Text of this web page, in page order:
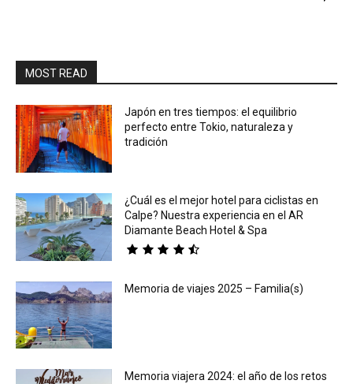
MOST READ
Japón en tres tiempos: el equilibrio
perfecto entre Tokio, naturaleza y
tradición
¿Cuál es el mejor hotel para ciclistas en
Calpe? Nuestra experiencia en el AR
Diamante Beach Hotel & Spa
Memoria de viajes 2025 – Familia(s)
Memoria viajera 2024: el año de los retos